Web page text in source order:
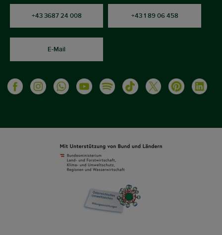
+43 3687 24 008 +43 1 89 06 458
E-Mail